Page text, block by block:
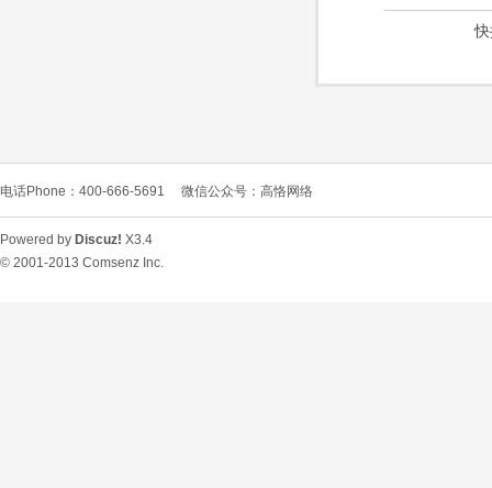
电话Phone：400-666-5691 微信公众号：高恪网络
Powered by Discuz! X3.4
© 2001-2013 Comsenz Inc.